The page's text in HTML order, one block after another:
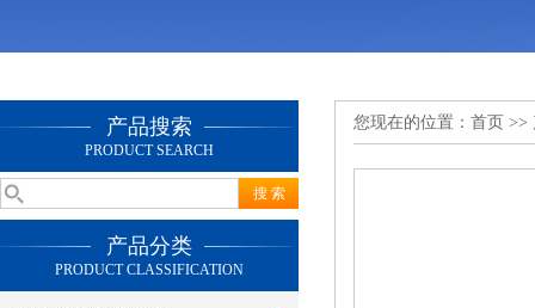
产品搜索
PRODUCT SEARCH
产品分类
PRODUCT CLASSIFICATION
您现在的位置： 首页 >>